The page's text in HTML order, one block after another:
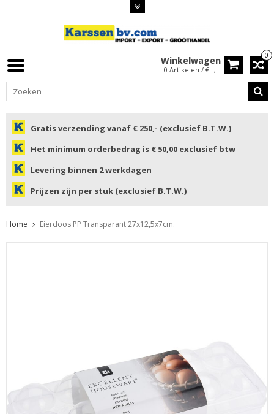
0
Winkelwagen
0 Artikelen / €--,--
Gratis verzending vanaf € 250,- (exclusief B.T.W.)
Het minimum orderbedrag is € 50,00 exclusief btw
Levering binnen 2 werkdagen
Prijzen zijn per stuk (exclusief B.T.W.)
Home Eierdoos PP Transparant 27x12,5x7cm.